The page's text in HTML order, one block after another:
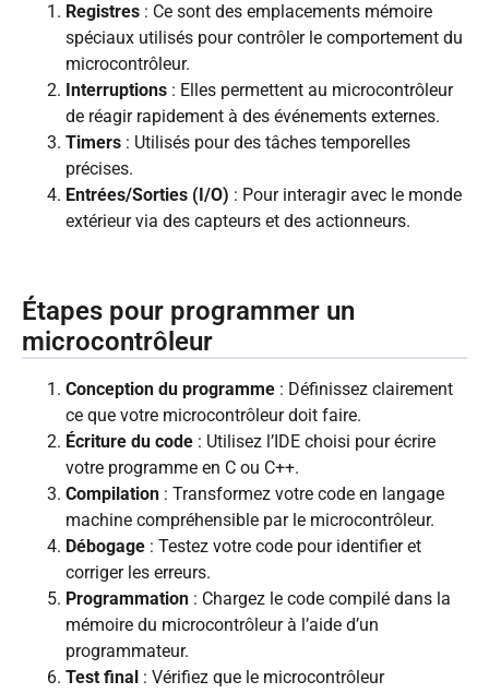
Registres : Ce sont des emplacements mémoire
spéciaux utilisés pour contrôler le comportement du
microcontrôleur.
Interruptions : Elles permettent au microcontrôleur
de réagir rapidement à des événements externes.
Timers : Utilisés pour des tâches temporelles
précises.
Entrées/Sorties (I/O) : Pour interagir avec le monde
extérieur via des capteurs et des actionneurs.
Étapes pour programmer un
microcontrôleur
Conception du programme : Définissez clairement
ce que votre microcontrôleur doit faire.
Écriture du code : Utilisez l’IDE choisi pour écrire
votre programme en C ou C++.
Compilation : Transformez votre code en langage
machine compréhensible par le microcontrôleur.
Débogage : Testez votre code pour identifier et
corriger les erreurs.
Programmation : Chargez le code compilé dans la
mémoire du microcontrôleur à l’aide d’un
programmateur.
Test final : Vérifiez que le microcontrôleur